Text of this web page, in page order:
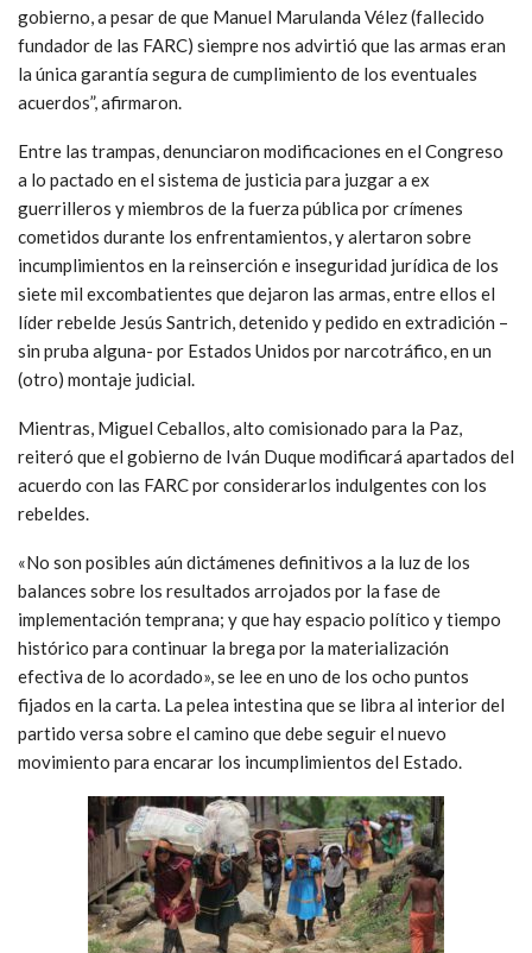
gobierno, a pesar de que Manuel Marulanda Vélez (fallecido
fundador de las FARC) siempre nos advirtió que las armas eran
la única garantía segura de cumplimiento de los eventuales
acuerdos”, afirmaron.
Entre las trampas, denunciaron modificaciones en el Congreso
a lo pactado en el sistema de justicia para juzgar a ex
guerrilleros y miembros de la fuerza pública por crímenes
cometidos durante los enfrentamientos, y alertaron sobre
incumplimientos en la reinserción e inseguridad jurídica de los
siete mil excombatientes que dejaron las armas, entre ellos el
líder rebelde Jesús Santrich, detenido y pedido en extradición –
sin pruba alguna- por Estados Unidos por narcotráfico, en un
(otro) montaje judicial.
Mientras, Miguel Ceballos, alto comisionado para la Paz,
reiteró que el gobierno de Iván Duque modificará apartados del
acuerdo con las FARC por considerarlos indulgentes con los
rebeldes.
«No son posibles aún dictámenes definitivos a la luz de los
balances sobre los resultados arrojados por la fase de
implementación temprana; y que hay espacio político y tiempo
histórico para continuar la brega por la materialización
efectiva de lo acordado», se lee en uno de los ocho puntos
fijados en la carta. La pelea intestina que se libra al interior del
partido versa sobre el camino que debe seguir el nuevo
movimiento para encarar los incumplimientos del Estado.